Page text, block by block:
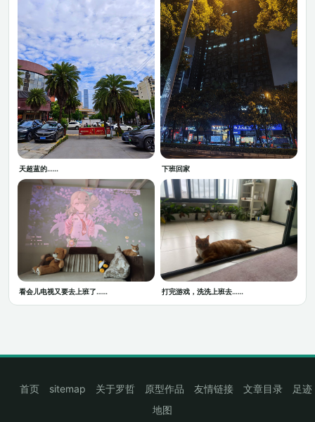
天超蓝的…… 下班回家
看会儿电视又要去上班了…… 打完游戏，洗洗上班去……
首页 sitemap 关于罗哲 原型作品 友情链接 文章目录
足迹
地图